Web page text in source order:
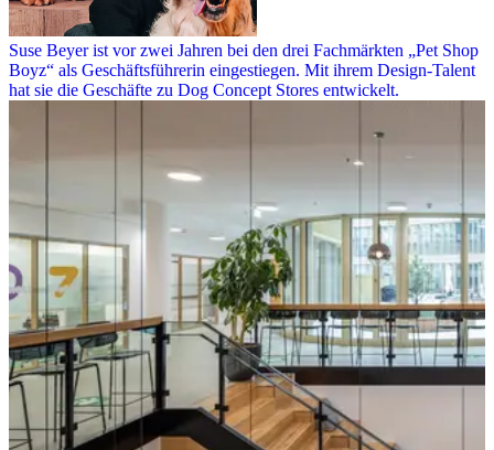
Suse Beyer ist vor zwei Jahren bei den drei Fachmärkten „Pet Shop
Boyz“ als Geschäftsführerin eingestiegen. Mit ihrem Design-Talent
hat sie die Geschäfte zu Dog Concept Stores entwickelt.